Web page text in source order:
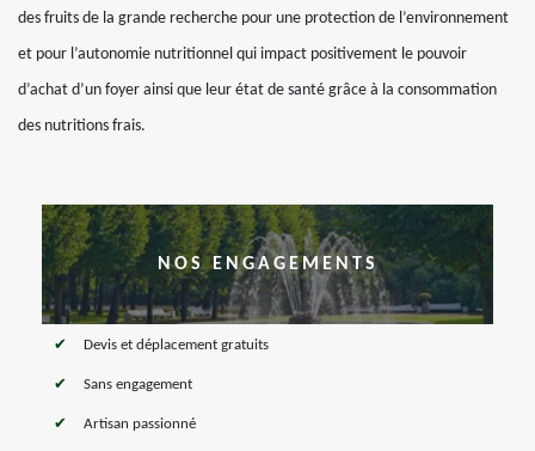
des fruits de la grande recherche pour une protection de l’environnement
et pour l’autonomie nutritionnel qui impact positivement le pouvoir
d’achat d’un foyer ainsi que leur état de santé grâce à la consommation
des nutritions frais.
NOS ENGAGEMENTS
Devis et déplacement gratuits
Sans engagement
Artisan passionné